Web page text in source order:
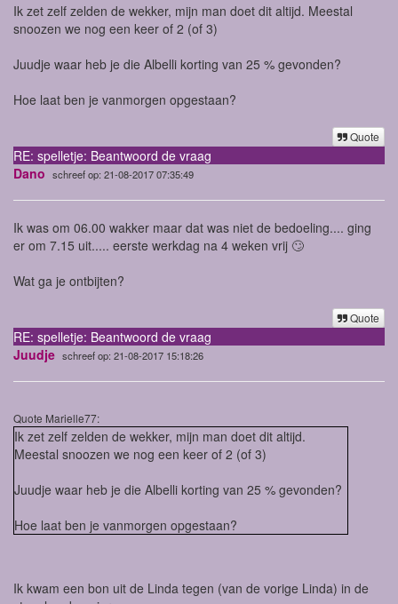
Ik zet zelf zelden de wekker, mijn man doet dit altijd. Meestal
snoozen we nog een keer of 2 (of 3)
Juudje waar heb je die Albelli korting van 25 % gevonden?
Hoe laat ben je vanmorgen opgestaan?
Quote
RE: spelletje: Beantwoord de vraag
Dano schreef op: 21-08-2017 07:35:49
Ik was om 06.00 wakker maar dat was niet de bedoeling.... ging
er om 7.15 uit..... eerste werkdag na 4 weken vrij 🙄
Wat ga je ontbijten?
Quote
RE: spelletje: Beantwoord de vraag
Juudje schreef op: 21-08-2017 15:18:26
Quote Marielle77:
Ik zet zelf zelden de wekker, mijn man doet dit altijd.
Meestal snoozen we nog een keer of 2 (of 3)
Juudje waar heb je die Albelli korting van 25 % gevonden?
Hoe laat ben je vanmorgen opgestaan?
Ik kwam een bon uit de Linda tegen (van de vorige Linda) in de